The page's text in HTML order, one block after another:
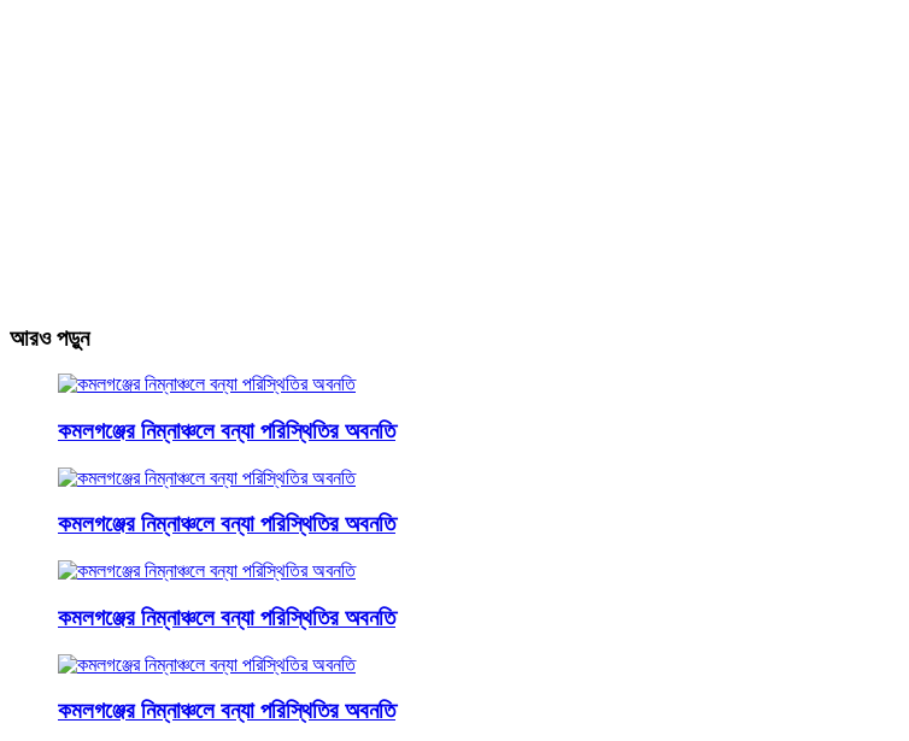
আরও পড়ুন
কমলগঞ্জের নিম্নাঞ্চলে বন্যা পরিস্থিতির অবনতি
কমলগঞ্জের নিম্নাঞ্চলে বন্যা পরিস্থিতির অবনতি
কমলগঞ্জের নিম্নাঞ্চলে বন্যা পরিস্থিতির অবনতি
কমলগঞ্জের নিম্নাঞ্চলে বন্যা পরিস্থিতির অবনতি